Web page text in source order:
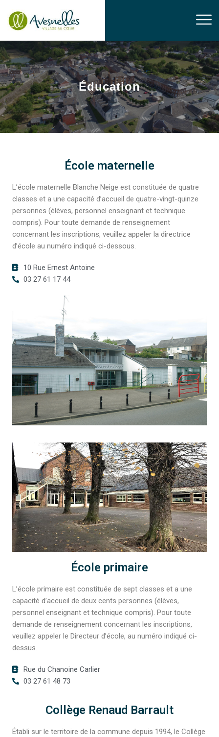
Éducation
École maternelle
L’école maternelle Blanche Neige est constituée de quatre
classes et a une capacité d’accueil de quatre-vingt-quinze
personnes (élèves, personnel enseignant et technique
compris). Pour toute demande de renseignement
concernant les inscriptions, veuillez appeler la directrice
d’école au numéro indiqué ci-dessous.
10 Rue Ernest Antoine
03 27 61 17 44
École primaire
L’école primaire est constituée de sept classes et a une
capacité d’accueil de deux cents personnes (élèves,
personnel enseignant et technique compris). Pour toute
demande de renseignement concernant les inscriptions,
veuillez appeler le Directeur d’école, au numéro indiqué ci-
dessus.
Rue du Chanoine Carlier
03 27 61 48 73
Collège Renaud Barrault
Établi sur le territoire de la commune depuis 1994, le Collège